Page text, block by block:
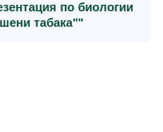
по биологии
табака""